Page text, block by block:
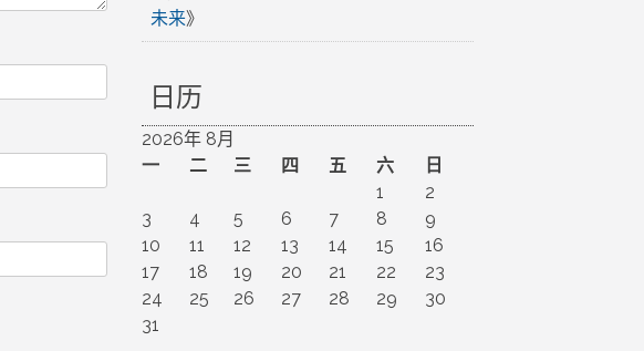
未来》
日历
2026年 8月
一
二 三 四 五 六
日
1
2
3
4 5 6 7 8
9
10
11 12 13 14 15
16
17
18 19 20 21 22
23
24
25 26 27 28 29
30
31